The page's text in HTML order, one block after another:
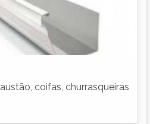
coifas, churrasqueiras